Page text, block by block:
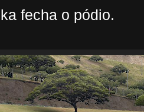
fecha o pódio.